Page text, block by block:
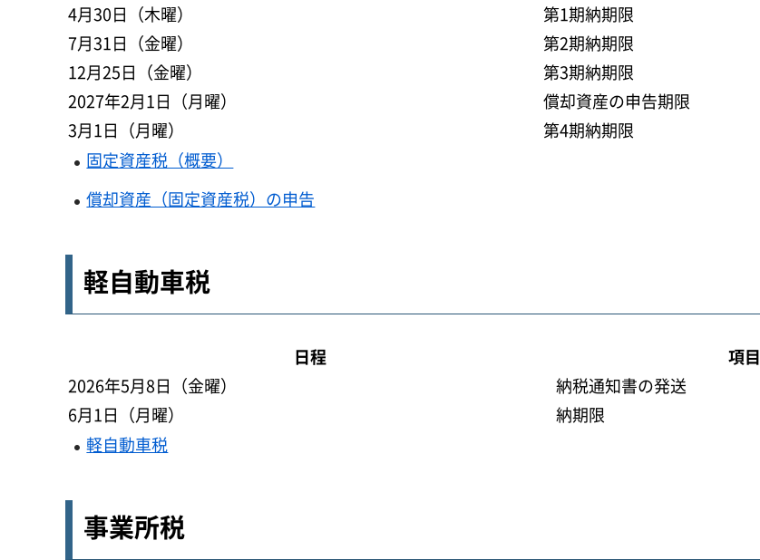
4月30日（木曜）
第1期納期限
7月31日（金曜）
第2期納期限
12月25日（金曜）
第3期納期限
2027年2月1日（月曜）
償却資産の申告期限
3月1日（月曜）
第4期納期限
固定資産税（概要）
償却資産（固定資産税）の申告
軽自動車税
日程
項目
2026年5月8日（金曜）
納税通知書の発送
6月1日（月曜）
納期限
軽自動車税
事業所税